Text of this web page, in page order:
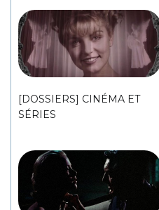
[DOSSIERS] CINÉMA ET
SÉRIES